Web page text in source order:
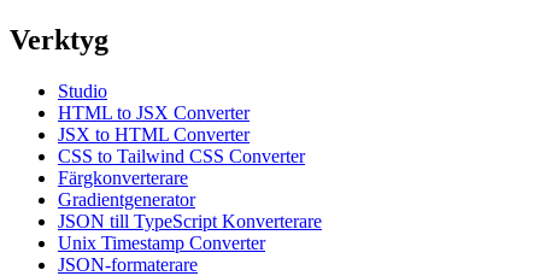
Verktyg
Studio
HTML to JSX Converter
JSX to HTML Converter
CSS to Tailwind CSS Converter
Färgkonverterare
Gradientgenerator
JSON till TypeScript Konverterare
Unix Timestamp Converter
JSON-formaterare